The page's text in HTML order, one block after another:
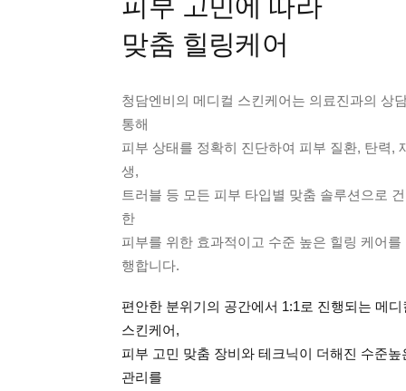
맞춤 힐링케어
청담엔비의 메디컬 스킨케어는 의료진과의 상
통해
피부 상태를 정확히 진단하여 피부 질환, 탄력,
생,
트러블 등 모든 피부 타입별 맞춤 솔루션으로
한
피부를 위한 효과적이고 수준 높은 힐링 케어를
행합니다.
편안한 분위기의 공간에서 1:1로 진행되는 메디
스킨케어,
피부 고민 맞춤 장비와 테크닉이 더해진 수준높
관리를